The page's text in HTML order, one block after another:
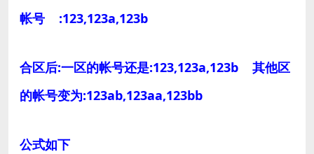
帐号 :123,123a,123b
合区后:一区的帐号还是:123,123a,123b 其他区
的帐号变为:123ab,123aa,123bb
公式如下